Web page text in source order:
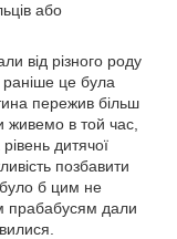
або
від різного роду
раніше це була
пережив більш
живемо в той час,
дитячої
позбавити
було б цим не
прабабусям дали